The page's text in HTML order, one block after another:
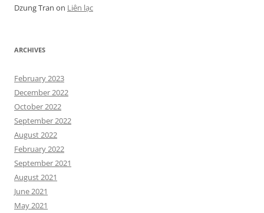
Dzung Tran on Liên lạc
ARCHIVES
February 2023
December 2022
October 2022
September 2022
August 2022
February 2022
September 2021
August 2021
June 2021
May 2021